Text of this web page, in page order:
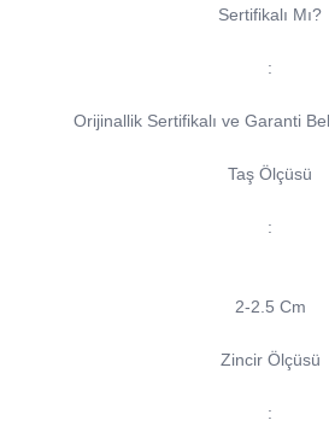
Sertifikalı Mı?
:
Orijinallik Sertifikalı ve Garanti
Taş Ölçüsü
:
2-2.5 Cm
Zincir Ölçüsü
: